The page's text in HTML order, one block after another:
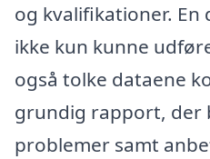
og kvalifikationer.
ikke kun kunne
også tolke dataene
grundig rapport, der
problemer samt